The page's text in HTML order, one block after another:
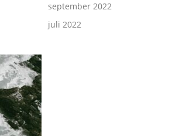
september 2022
juli 2022